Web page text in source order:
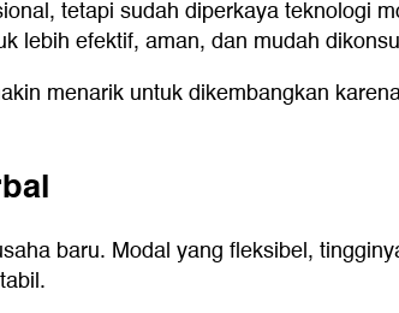
tetapi sudah diperkaya teknologi
lebih efektif, aman, dan mudah
menarik untuk dikembangkan
baru. Modal yang fleksibel,